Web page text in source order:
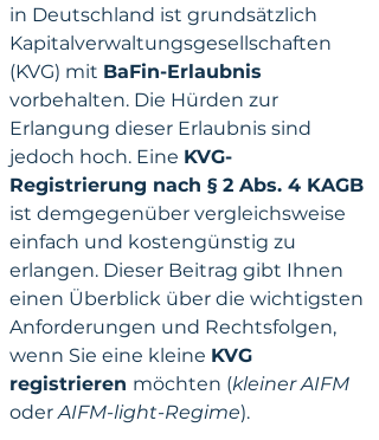
in Deutschland ist grundsätzlich
Kapitalverwaltungsgesellschaften
(KVG) mit BaFin-Erlaubnis
vorbehalten. Die Hürden zur
Erlangung dieser Erlaubnis sind
jedoch hoch. Eine KVG-
Registrierung nach § 2 Abs. 4 KAGB
ist demgegenüber vergleichsweise
einfach und kostengünstig zu
erlangen. Dieser Beitrag gibt Ihnen
einen Überblick über die wichtigsten
Anforderungen und Rechtsfolgen,
wenn Sie eine kleine KVG
registrieren möchten (kleiner AIFM
oder AIFM-light-Regime).